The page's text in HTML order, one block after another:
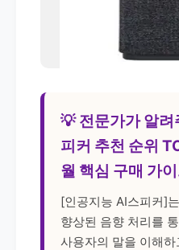
💡 전문가가 알
피커 추천 순위
월 핵심 구매 가
[인공지능 AI스피커]
향상된 음향 처리를
사용자의 말을 이해